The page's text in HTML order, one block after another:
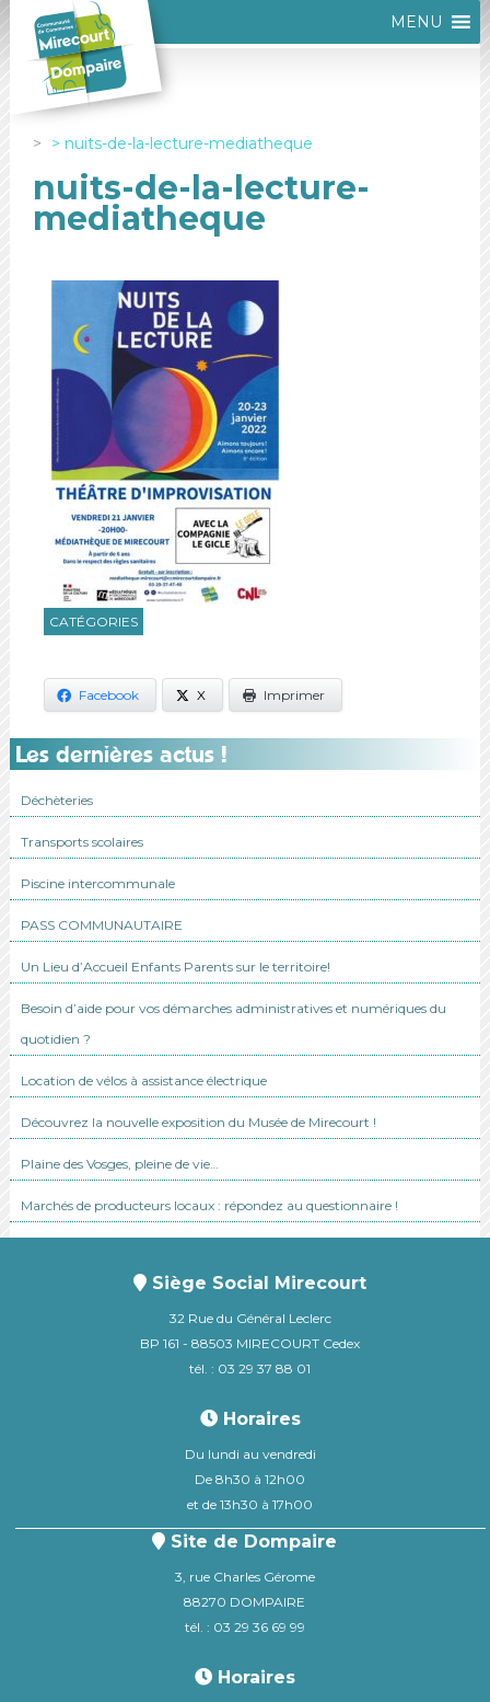
MENU
nuits-de-la-lecture-mediatheque
nuits-de-la-lecture-
mediatheque
CATÉGORIES
Facebook X Imprimer
Les dernières actus !
Déchèteries
Transports scolaires
Piscine intercommunale
PASS COMMUNAUTAIRE
Un Lieu d’Accueil Enfants Parents sur le territoire!
Besoin d’aide pour vos démarches administratives et numériques du
quotidien ?
Location de vélos à assistance électrique
Découvrez la nouvelle exposition du Musée de Mirecourt !
Plaine des Vosges, pleine de vie…
Marchés de producteurs locaux : répondez au questionnaire !
Siège Social Mirecourt
32 Rue du Général Leclerc
BP 161 - 88503 MIRECOURT Cedex
tél. : 03 29 37 88 01
Horaires
Du lundi au vendredi
De 8h30 à 12h00
et de 13h30 à 17h00
Site de Dompaire
3, rue Charles Gérome
88270 DOMPAIRE
tél. : 03 29 36 69 99
Horaires